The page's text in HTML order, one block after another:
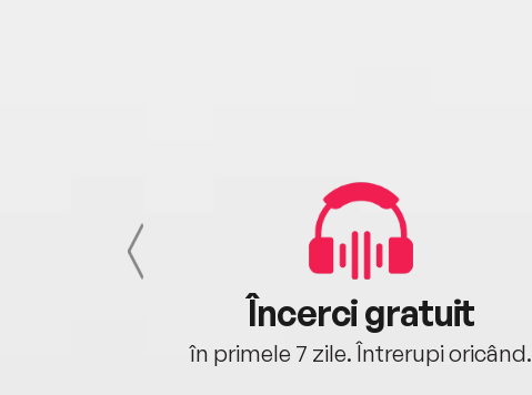
Încerci gratuit
în primele 7 zile. Întrerupi oricând.